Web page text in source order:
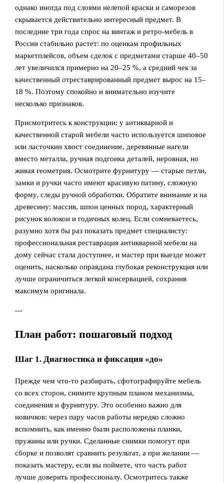
однако иногда под слоями нелепой краски и саморезов
скрывается действительно интересный предмет. В
последние три года спрос на винтаж и ретро‑мебель в
России стабильно растет: по оценкам профильных
маркетплейсов, объем сделок с предметами старше 40–50
лет увеличился примерно на 20–25 %, а средний чек за
качественный отреставрированный предмет вырос на 15–
18 %. Поэтому спокойно и внимательно изучите
несколько признаков.
Присмотритесь к конструкции: у антикварной и
качественной старой мебели часто используется шиповое
или ласточкин хвост соединение, деревянные нагели
вместо металла, ручная подгонка деталей, неровная, но
живая геометрия. Осмотрите фурнитуру — старые петли,
замки и ручки часто имеют красивую патину, сложную
форму, следы ручной обработки. Обратите внимание и на
древесину: массив, шпон ценных пород, характерный
рисунок волокон и годичных колец. Если сомневаетесь,
разумно хотя бы раз показать предмет специалисту:
профессиональная реставрация антикварной мебели на
дому сейчас стала доступнее, и мастер при выезде может
оценить, насколько оправдана глубокая реконструкция или
лучше ограничиться легкой консервацией, сохранив
максимум оригинала.
---
План работ: пошаговый подход
Шаг 1. Диагностика и фиксация «до»
Прежде чем что‑то разбирать, сфотографируйте мебель
со всех сторон, снимите крупным планом механизмы,
соединения и фурнитуру. Это особенно важно для
новичков: через пару часов работы нередко сложно
вспомнить, как именно были расположены планки,
пружины или ручки. Сделанные снимки помогут при
сборке и позволят сравнить результат, а при желании —
показать мастеру, если вы поймете, что часть работ
лучше доверить профессионалу. Осмотритесь также